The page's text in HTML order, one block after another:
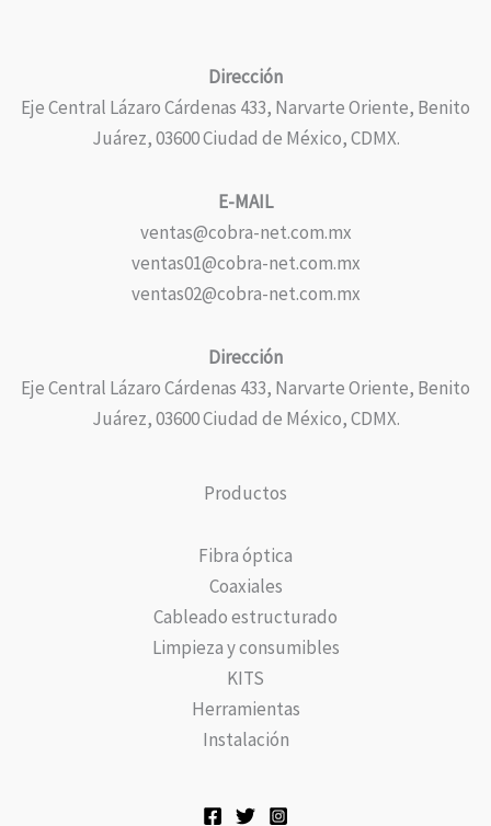
Dirección
Eje Central Lázaro Cárdenas 433, Narvarte Oriente, Benito
Juárez, 03600 Ciudad de México, CDMX.
E-MAIL
ventas@cobra-net.com.mx
ventas01@cobra-net.com.mx
ventas02@cobra-net.com.mx
Dirección
Eje Central Lázaro Cárdenas 433, Narvarte Oriente, Benito
Juárez, 03600 Ciudad de México, CDMX.
Productos
Fibra óptica
Coaxiales
Cableado estructurado
Limpieza y consumibles
KITS
Herramientas
Instalación